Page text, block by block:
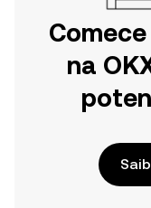
na